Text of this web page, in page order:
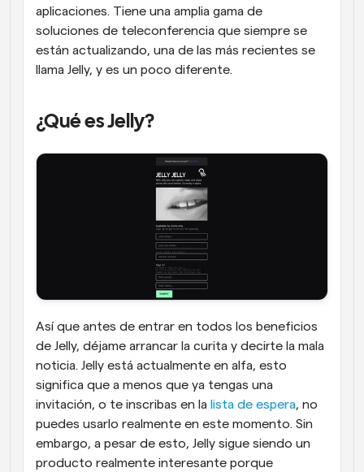
aplicaciones. Tiene una amplia gama de
soluciones de teleconferencia que siempre se
están actualizando, una de las más recientes se
llama Jelly, y es un poco diferente.
¿Qué es Jelly?
Así que antes de entrar en todos los beneficios
de Jelly, déjame arrancar la curita y decirte la mala
noticia. Jelly está actualmente en alfa, esto
significa que a menos que ya tengas una
invitación, o te inscribas en la lista de espera, no
puedes usarlo realmente en este momento. Sin
embargo, a pesar de esto, Jelly sigue siendo un
producto realmente interesante porque